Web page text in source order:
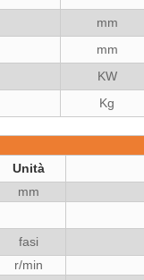
mm
mm
KW
Kg
Unità
mm
fasi
r/min